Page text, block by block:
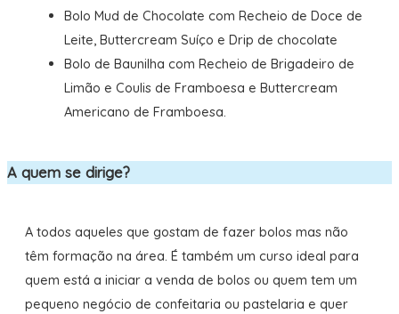
Bolo Mud de Chocolate com Recheio de Doce de
Leite, Buttercream Suíço e Drip de chocolate
Bolo de Baunilha com Recheio de Brigadeiro de
Limão e Coulis de Framboesa e Buttercream
Americano de Framboesa.
A quem se dirige?
A todos aqueles que gostam de fazer bolos mas não
têm formação na área. É também um curso ideal para
quem está a iniciar a venda de bolos ou quem tem um
pequeno negócio de confeitaria ou pastelaria e quer